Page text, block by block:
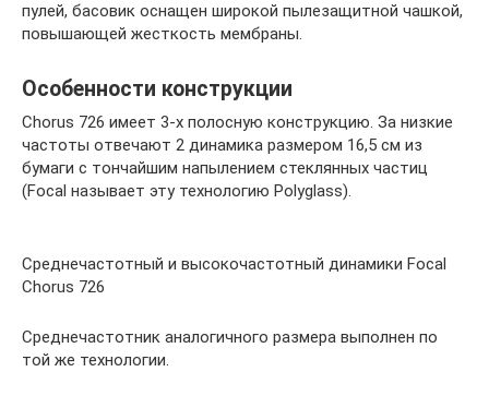
пулей, басовик оснащен широкой пылезащитной чашкой,
повышающей жесткость мембраны.
Особенности конструкции
Chorus 726 имеет 3-х полосную конструкцию. За низкие
частоты отвечают 2 динамика размером 16,5 см из
бумаги с тончайшим напылением стеклянных частиц
(Focal называет эту технологию Polyglass).
Среднечастотный и высокочастотный динамики Focal
Chorus 726
Среднечастотник аналогичного размера выполнен по
той же технологии.